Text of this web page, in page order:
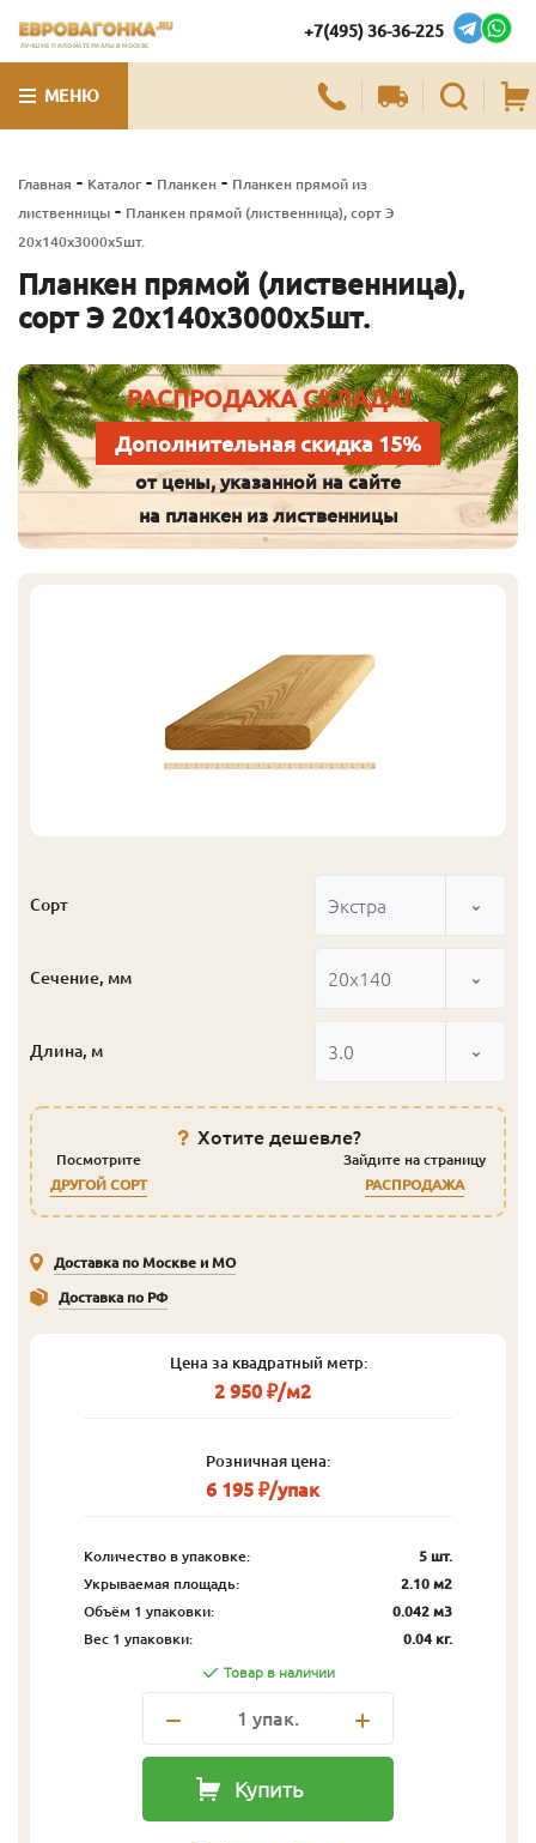
ЛУЧШИЕ ПИЛОМАТЕРИАЛЫ В МОСКВЕ
+7(495) 36-36-225
МЕНЮ
Главная - Каталог - Планкен - Планкен прямой из
лиственницы - Планкен прямой (лиственница), сорт Э
20х140х3000х5шт.
Планкен прямой (лиственница),
сорт Э 20х140х3000х5шт.
РАСПРОДАЖА СКЛАДА!
Дополнительная скидка 15%
от цены, указанной на сайте
на планкен из лиственницы
Сорт Экстра
Сечение, мм 20x140
Длина, м 3.0
Хотите дешевле?
Посмотрите
ДРУГОЙ СОРТ
Зайдите на страницу
РАСПРОДАЖА
Доставка по Москве и МО
Доставка по РФ
Цена за квадратный метр:
2 950 ₽/м2
Розничная цена:
6 195 ₽/упак
Количество в упаковке:
5 шт.
Укрываемая площадь:
2.10 м2
Объём 1 упаковки:
0.042 м3
Вес 1 упаковки:
0.04 кг.
Товар в наличии
1 упак.
Купить